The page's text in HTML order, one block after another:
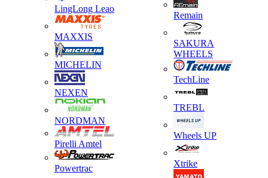
LingLong Leao
MAXXIS
MICHELIN
NEXEN
NORDMAN
Pirelli Amtel
Powertrac
Remain
SAKURA
WHEELS
TechLine
TREBL
Wheels UP
Xtrike